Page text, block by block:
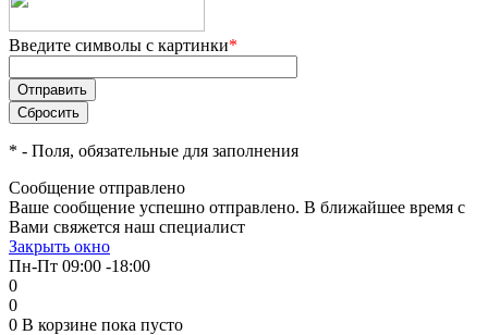
Введите символы с картинки*
* - Поля, обязательные для заполнения
Сообщение отправлено
Ваше сообщение успешно отправлено. В ближайшее время с
Вами свяжется наш специалист
Закрыть окно
Пн-Пт 09:00 -18:00
0
0
0 В корзине пока пусто